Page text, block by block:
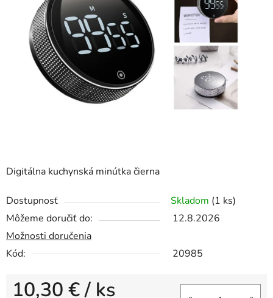
Digitálna kuchynská minútka čierna
Dostupnosť Skladom (1 ks)
Môžeme doručiť do:
12.8.2026
Možnosti doručenia
Kód:
20985
10,30 €/ ks
hviezdičiek.